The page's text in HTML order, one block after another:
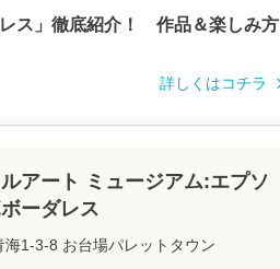
ス」徹底紹介！ 作品＆楽しみ方
詳しくはコチラ
アート ミュージアム:エプソ
ーダレス
海1-3-8 お台場パレットタウン